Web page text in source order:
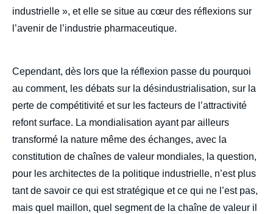
industrielle », et elle se situe au cœur des réflexions sur
l’avenir de l’industrie pharmaceutique.
Cependant, dès lors que la réflexion passe du pourquoi
au comment, les débats sur la désindustrialisation, sur la
perte de compétitivité et sur les facteurs de l’attractivité
refont surface. La mondialisation ayant par ailleurs
transformé la nature même des échanges, avec la
constitution de chaînes de valeur mondiales, la question,
pour les architectes de la politique industrielle, n’est plus
tant de savoir ce qui est stratégique et ce qui ne l’est pas,
mais quel maillon, quel segment de la chaîne de valeur il